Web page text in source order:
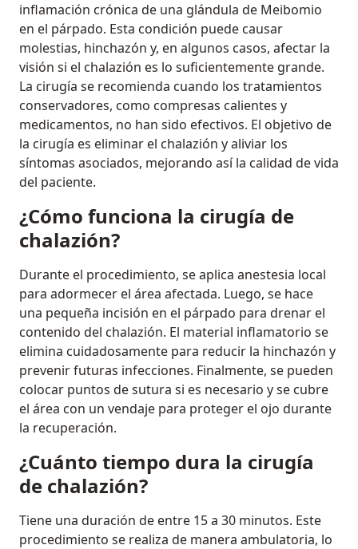
inflamación crónica de una glándula de Meibomio
en el párpado. Esta condición puede causar
molestias, hinchazón y, en algunos casos, afectar la
visión si el chalazión es lo suficientemente grande.
La cirugía se recomienda cuando los tratamientos
conservadores, como compresas calientes y
medicamentos, no han sido efectivos. El objetivo de
la cirugía es eliminar el chalazión y aliviar los
síntomas asociados, mejorando así la calidad de vida
del paciente.
¿Cómo funciona la cirugía de
chalazión?
Durante el procedimiento, se aplica anestesia local
para adormecer el área afectada. Luego, se hace
una pequeña incisión en el párpado para drenar el
contenido del chalazión. El material inflamatorio se
elimina cuidadosamente para reducir la hinchazón y
prevenir futuras infecciones. Finalmente, se pueden
colocar puntos de sutura si es necesario y se cubre
el área con un vendaje para proteger el ojo durante
la recuperación.
¿Cuánto tiempo dura la cirugía
de chalazión?
Tiene una duración de entre 15 a 30 minutos. Este
procedimiento se realiza de manera ambulatoria, lo